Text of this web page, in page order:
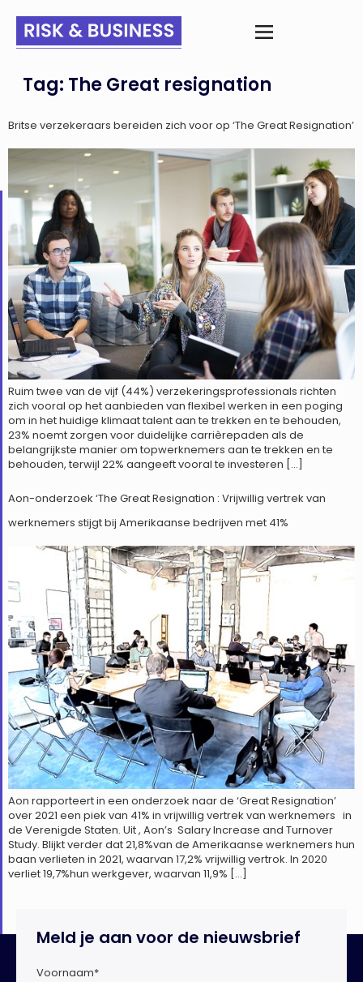
Tag: The Great resignation
Britse verzekeraars bereiden zich voor op ‘The Great Resignation’
Ruim twee van de vijf (44%) verzekeringsprofessionals richten
zich vooral op het aanbieden van flexibel werken in een poging
om in het huidige klimaat talent aan te trekken en te behouden,
23% noemt zorgen voor duidelijke carrièrepaden als de
belangrijkste manier om topwerknemers aan te trekken en te
behouden, terwijl 22% aangeeft vooral te investeren […]
Aon-onderzoek ‘The Great Resignation : Vrijwillig vertrek van
werknemers stijgt bij Amerikaanse bedrijven met 41%
Aon rapporteert in een onderzoek naar de ‘Great Resignation’
over 2021 een piek van 41% in vrijwillig vertrek van werknemers in
de Verenigde Staten. Uit , Aon’s Salary Increase and Turnover
Study. Blijkt verder dat 21,8%van de Amerikaanse werknemers hun
baan verlieten in 2021, waarvan 17,2% vrijwillig vertrok. In 2020
verliet 19,7%hun werkgever, waarvan 11,9% […]
Meld je aan voor de nieuwsbrief
Voornaam*